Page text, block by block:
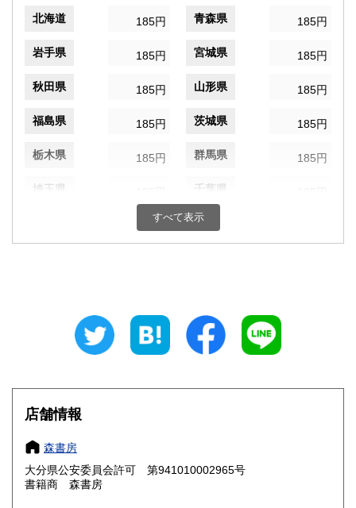
北海道 185円 青森県 185円
岩手県 185円 宮城県 185円
秋田県 185円 山形県 185円
福島県 185円 茨城県 185円
栃木県 185円 群馬県 185円
埼玉県 千葉県
185円 神奈川県
185円 長野県
大阪府 185円
すべて表示
店舗情報
森書房
大分県公安委員会許可 第941010002965号
書籍商 森書房